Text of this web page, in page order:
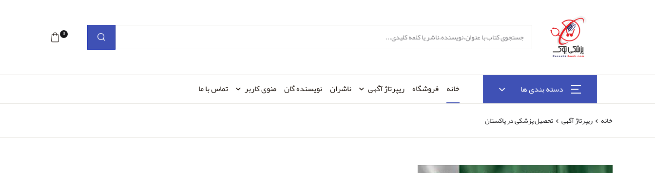
0
دسته بندی ها خانه فروشگاه ریپرتاژ آگهی ناشران نویسنده گان منوی کاربر تماس با ما
خانه ریپرتاژ آگهی تحصیل پزشکی در پاکستان